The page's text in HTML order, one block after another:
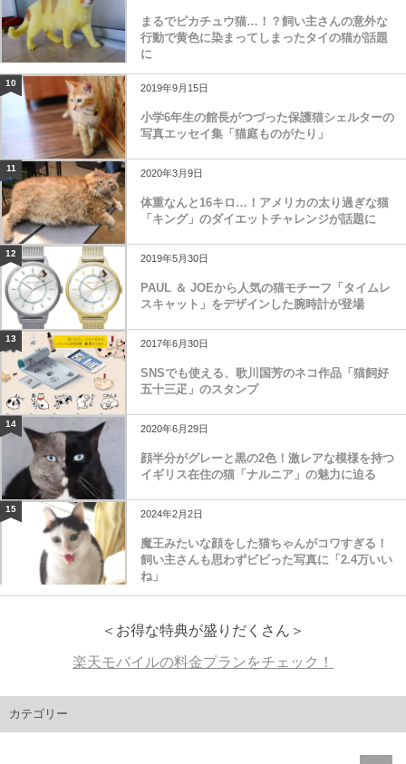
まるでピカチュウ猫…！？飼い主さんの意外な
行動で黄色に染まってしまったタイの猫が話題
に
10 2019年9月15日
小学6年生の館長がつづった保護猫シェルターの
写真エッセイ集「猫庭ものがたり」
11 2020年3月9日
体重なんと16キロ…！アメリカの太り過ぎな猫
「キング」のダイエットチャレンジが話題に
12 2019年5月30日
PAUL ＆ JOEから人気の猫モチーフ「タイムレ
スキャット」をデザインした腕時計が登場
13 2017年6月30日
SNSでも使える、歌川国芳のネコ作品「猫飼好
五十三疋」のスタンプ
14 2020年6月29日
顔半分がグレーと黒の2色！激レアな模様を持つ
イギリス在住の猫「ナルニア」の魅力に迫る
15 2024年2月2日
魔王みたいな顔をした猫ちゃんがコワすぎる！
飼い主さんも思わずビビった写真に「2.4万いい
ね」
＜お得な特典が盛りだくさん＞
楽天モバイルの料金プランをチェック！
カテゴリー